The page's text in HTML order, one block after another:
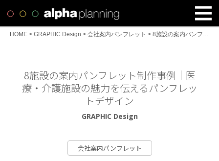
HOME > GRAPHIC Design > 会社案内パンフレット > 8施設の案内パンフレット制作事例｜医療・介護施設の魅力を伝えるパンフレットデザイン
8施設の案内パンフレット制作事例｜医
療・介護施設の魅力を伝えるパンフレッ
トデザイン
GRAPHIC Design
会社案内パンフレット